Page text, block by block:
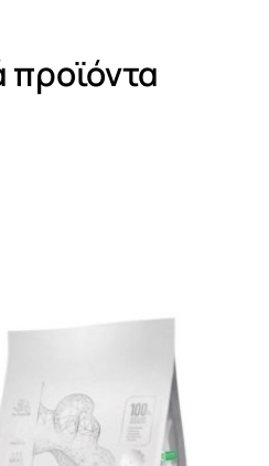
προϊόντα